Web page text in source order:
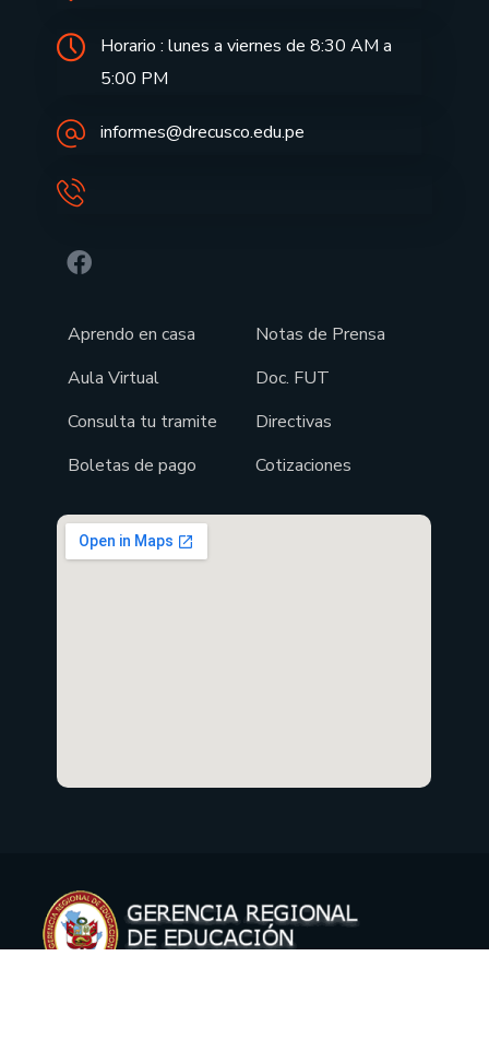
Horario : lunes a viernes de 8:30 AM a
5:00 PM
informes@drecusco.edu.pe
Aprendo en casa
Aula Virtual
Consulta tu tramite
Boletas de pago
Notas de Prensa
Doc. FUT
Directivas
Cotizaciones